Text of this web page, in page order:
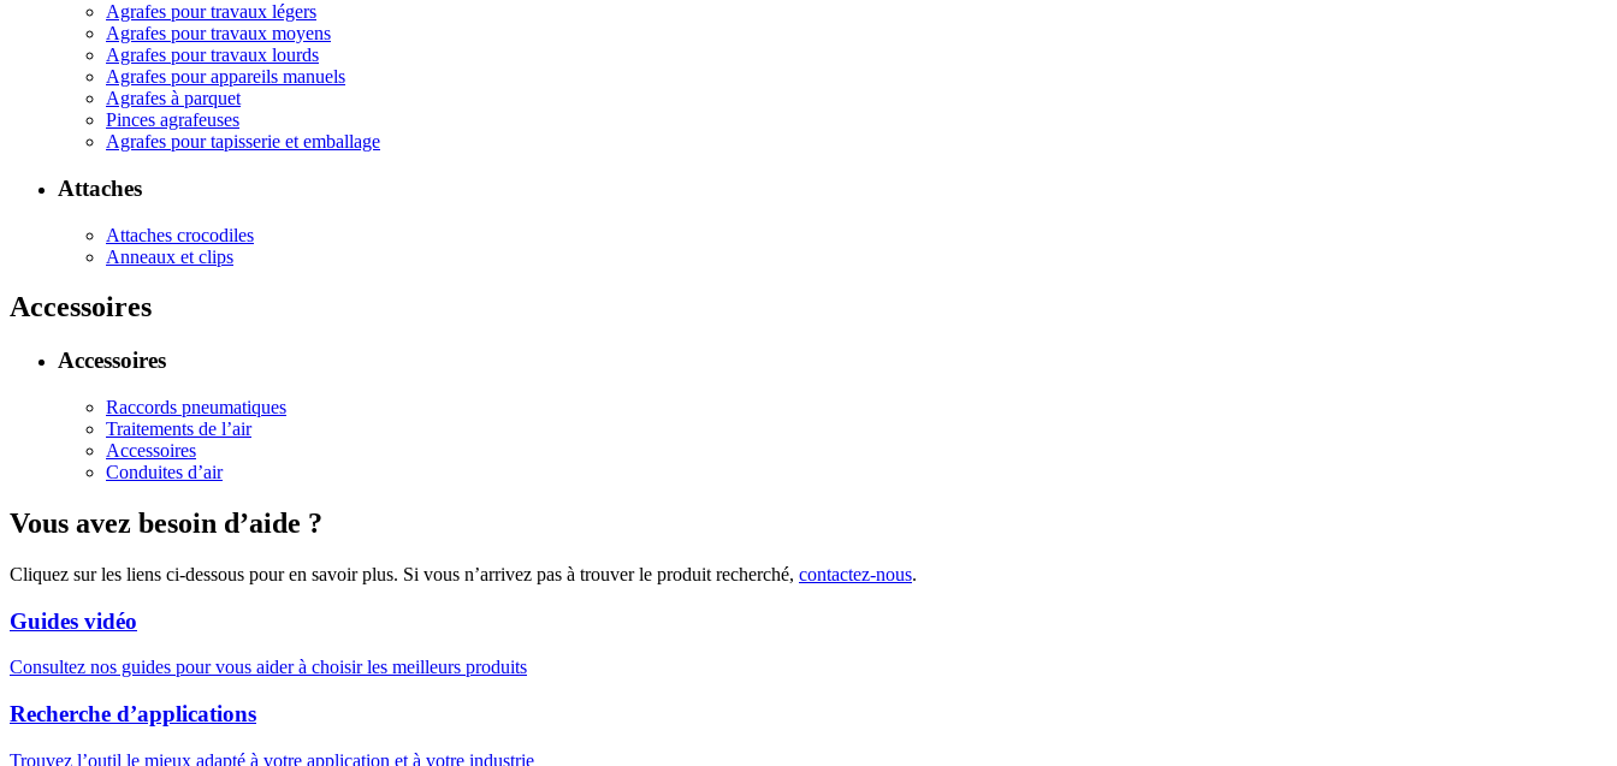
Agrafes pour travaux légers
Agrafes pour travaux moyens
Agrafes pour travaux lourds
Agrafes pour appareils manuels
Agrafes à parquet
Pinces agrafeuses
Agrafes pour tapisserie et emballage
Attaches
Attaches crocodiles
Anneaux et clips
Accessoires
Accessoires
Raccords pneumatiques
Traitements de l’air
Accessoires
Conduites d’air
Vous avez besoin d’aide ?
Cliquez sur les liens ci-dessous pour en savoir plus. Si vous n’arrivez pas à trouver le produit recherché, contactez-nous.
Guides vidéo
Consultez nos guides pour vous aider à choisir les meilleurs produits
Recherche d’applications
Trouvez l’outil le mieux adapté à votre application et à votre industrie